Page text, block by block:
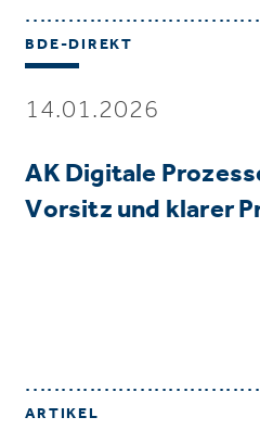
BDE-DIREKT
14.01.2026
AK Digitale
Vorsitz und klarer
ARTIKEL